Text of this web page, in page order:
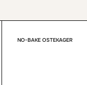
NO-BAKE OSTEKAGER